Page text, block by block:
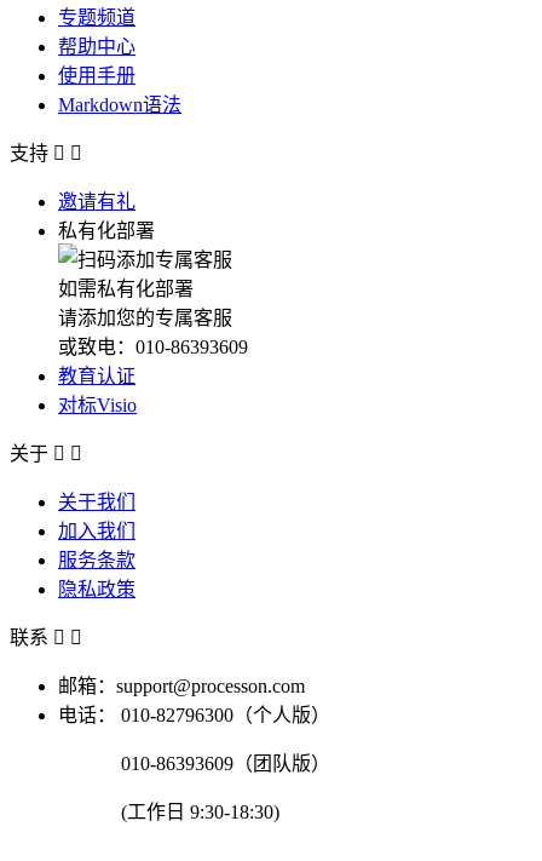
专题频道
帮助中心
使用手册
Markdown语法
支持  
邀请有礼
私有化部署
如需私有化部署
请添加您的专属客服
或致电：010-86393609
教育认证
对标Visio
关于  
关于我们
加入我们
服务条款
隐私政策
联系  
邮箱：support@processon.com
电话：
010-82796300（个人版）
010-86393609（团队版）
(工作日 9:30-18:30)